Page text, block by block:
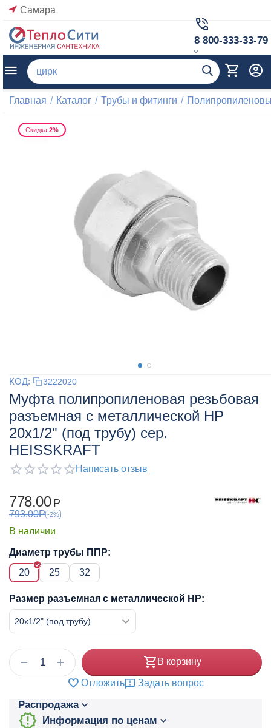
Самара
8 800-333-33-79
Главная / Каталог / Трубы и фитинги /
Скидка 2%
КОД: 3222020
Муфта полипропиленовая резьбовая
разъемная с металлической НР
20x1/2" (под трубу) сер.
HEISSKRAFT
Написать отзыв
778.00 Р
793.00Р -2%
В наличии
Диаметр трубы ППР:
20
25 32
Размер разъемная с металлической НР:
+
− В корзину
Отложить Задать вопрос
Распродажа
Информация по ценам